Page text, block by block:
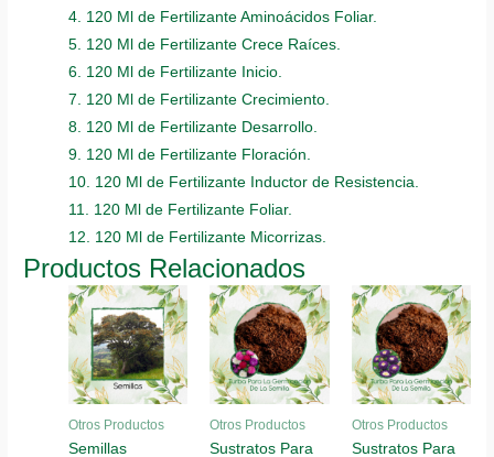
4. 120 Ml de Fertilizante Aminoácidos Foliar.
5. 120 Ml de Fertilizante Crece Raíces.
6. 120 Ml de Fertilizante Inicio.
7. 120 Ml de Fertilizante Crecimiento.
8. 120 Ml de Fertilizante Desarrollo.
9. 120 Ml de Fertilizante Floración.
10. 120 Ml de Fertilizante Inductor de Resistencia.
11. 120 Ml de Fertilizante Foliar.
12. 120 Ml de Fertilizante Micorrizas.
Productos Relacionados
Otros Productos
Semillas
Otros Productos
Sustratos Para
Otros Productos
Sustratos Para